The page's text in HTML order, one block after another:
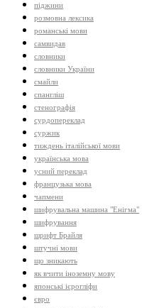
піджини
розмовна лексика
романські мови
самвидав
словники
словники України
смайли
спангліш
стенографія
сурдопереклад
суржик
тиждень італійської мови
українська мова
усний переклад
французька мова
чапмени
шифрувальна машина "Енігма"
шифрування
шрифт Брайля
штучні мови
що зникають
як вчити іноземну мову
японські ієрогліфи
євро